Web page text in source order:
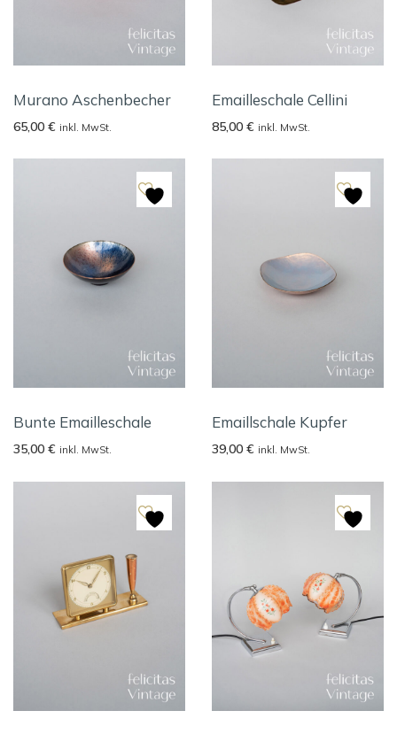
Murano Aschenbecher
65,00 € inkl. MwSt.
Emailleschale Cellini
85,00 € inkl. MwSt.
Bunte Emailleschale
35,00 € inkl. MwSt.
Emaillschale Kupfer
39,00 € inkl. MwSt.